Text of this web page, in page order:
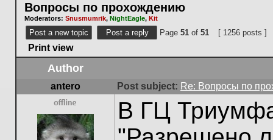
Вопросы по прохождению
Moderators: Snusmumrik, NightEagle, Kit
Post a new topic Post a reply Page 51 of 51 [ 1256 posts ]
Print view
Author
antero Post subject: Re: Вопросы по
Offline
В ГЦ